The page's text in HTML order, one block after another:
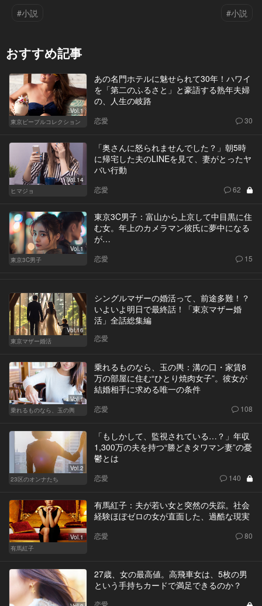
#小説 #小説
おすすめ記事
Vol.1
東京ピープルコレクション
あの名門ホテルに魅せられて30年！ハワイ
を「第二のふるさと」と豪語する熟年夫婦
の、人生の岐路
恋愛 30
Vol.14
ヒマジョ
「奥さんに怒られませんでした？」朝5時
に帰宅した夫のLINEを見て、妻がとったヤ
バい行動
恋愛 62
Vol.1
東京3C男子
東京3C男子：富山から上京して中目黒に住
む女。年上のカメラマン彼氏に夢中になる
が…
恋愛 15
Vol.16
東京マザー婚活
シングルマザーの婚活って、前途多難！？
いよいよ明日で最終話！「東京マザー婚
活」全話総集編
恋愛
Vol.1
乗れるものなら、玉の輿
乗れるものなら、玉の輿：溝の口・家賃8
万の部屋に住む“ひとり焼肉女子”。彼女が
結婚相手に求める唯一の条件
恋愛 108
Vol.2
23区のオンナたち
「もしかして、監視されている…？」年収
1,300万の夫を持つ“勝どきタワマン妻”の憂
鬱とは
恋愛 140
Vol.1
有馬紅子
有馬紅子：夫が若い女と突然の失踪。社会
経験ほぼゼロの女が直面した、過酷な現実
恋愛 80
27歳、女の最高値。高飛車女は、5枚の男
という手持ちカードで満足できるのか？
恋愛